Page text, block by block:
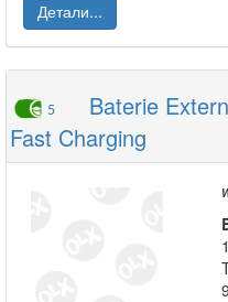
Детали...
5
Baterie
Fast Charging